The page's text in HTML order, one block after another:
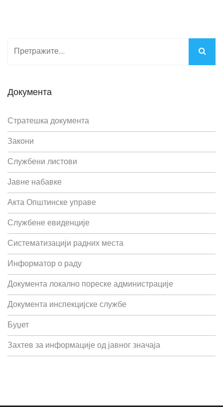
Документа
Стратешка документа
Закони
Службени листови
Јавне набавке
Акта Општинске управе
Службене евиденције
Систематизацији радних места
Информатор о раду
Документа локално пореске администрације
Документа инспекцијске службе
Буџет
Захтев за информације од јавног значаја